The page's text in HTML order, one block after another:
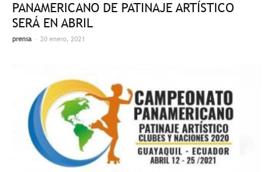
PANAMERICANO DE PATINAJE ARTÍSTICO
SERÁ EN ABRIL
prensa - 20 enero, 2021